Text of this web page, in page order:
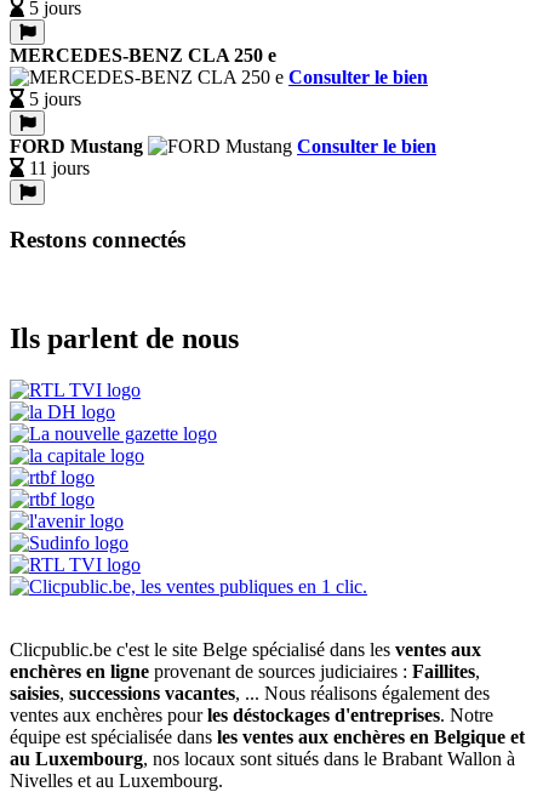
5 jours
MERCEDES-BENZ CLA 250 e
Consulter le bien
5 jours
FORD Mustang
Consulter le bien
11 jours
Restons connectés
Ils parlent de nous
Clicpublic.be c'est le site Belge spécialisé dans les ventes aux
enchères en ligne provenant de sources judiciaires : Faillites,
saisies, successions vacantes, ... Nous réalisons également des
ventes aux enchères pourles déstockages d'entreprises. Notre
équipe est spécialisée dans les ventes aux enchères en Belgique et
au Luxembourg, nos locaux sont situés dans le Brabant Wallon à
Nivelles et au Luxembourg.